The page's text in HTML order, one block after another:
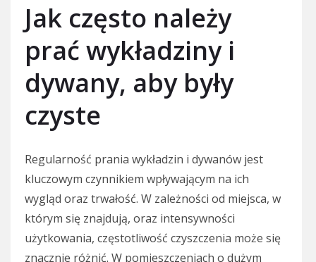
Jak często należy
prać wykładziny i
dywany, aby były
czyste
Regularność prania wykładzin i dywanów jest
kluczowym czynnikiem wpływającym na ich
wygląd oraz trwałość. W zależności od miejsca, w
którym się znajdują, oraz intensywności
użytkowania, częstotliwość czyszczenia może się
znacznie różnić. W pomieszczeniach o dużym